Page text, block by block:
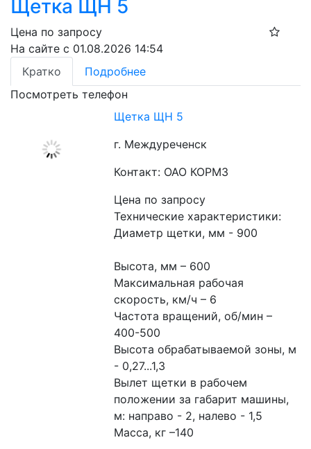
Щетка ЩН 5
Цена по запросу
На сайте с 01.08.2026 14:54
Кратко
Подробнее
Посмотреть телефон
Щетка ЩН 5
г. Междуреченск
Контакт: ОАО КОРМЗ
Цена по запросу
Технические характеристики:
Диаметр щетки, мм - 900
Высота, мм – 600
Максимальная рабочая
скорость, км/ч – 6
Частота вращений, об/мин –
400-500
Высота обрабатываемой зоны, м
- 0,27...1,3
Вылет щетки в рабочем
положении за габарит машины,
м: направо - 2, налево - 1,5
Масса, кг –140